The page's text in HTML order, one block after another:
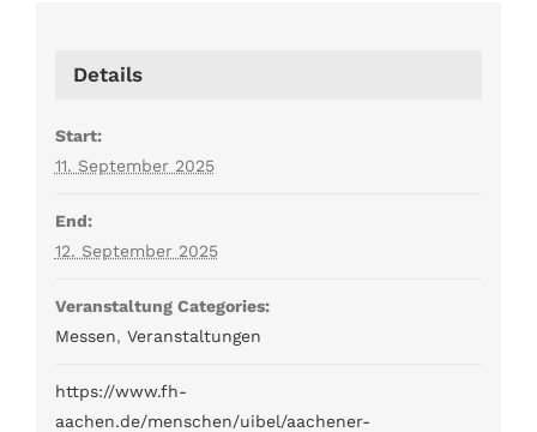
Details
Start:
11. September 2025
End:
12. September 2025
Veranstaltung Categories:
Messen, Veranstaltungen
https://www.fh-
aachen.de/menschen/uibel/aachener-